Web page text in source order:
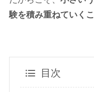
験を積み重ねていく
目次